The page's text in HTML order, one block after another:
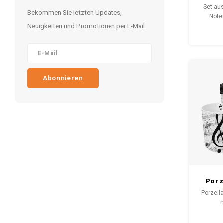
Bekommen Sie letzten Updates,
Neuigkeiten und Promotionen per E-Mail
Abonnieren
Set
sind